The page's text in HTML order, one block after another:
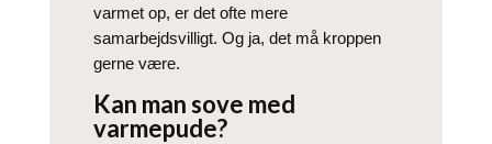
varmet op, er det ofte mere
samarbejdsvilligt. Og ja, det må kroppen
gerne være.
Kan man sove med
varmepude?